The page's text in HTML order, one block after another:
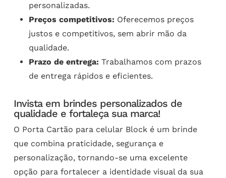
personalizadas.
Preços competitivos: Oferecemos preços
justos e competitivos, sem abrir mão da
qualidade.
Prazo de entrega: Trabalhamos com prazos
de entrega rápidos e eficientes.
Invista em brindes personalizados de
qualidade e fortaleça sua marca!
O Porta Cartão para celular Block é um brinde
que combina praticidade, segurança e
personalização, tornando-se uma excelente
opção para fortalecer a identidade visual da sua